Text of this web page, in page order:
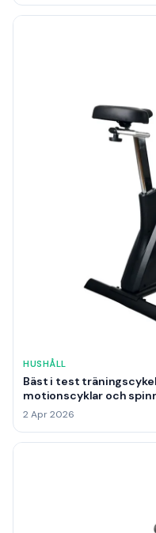
HUSHÅLL
Bäst i test
motionscyklar och
2 Apr 2026